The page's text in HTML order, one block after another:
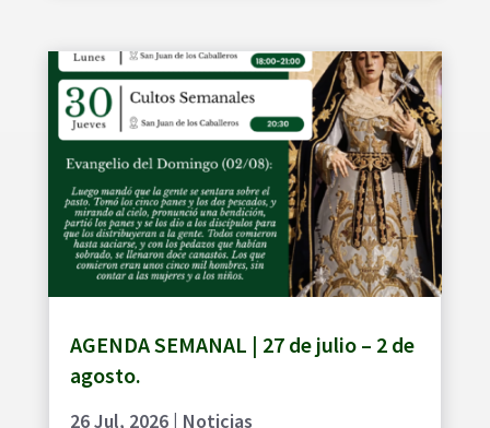
AGENDA SEMANAL | 27 de julio – 2 de
agosto.
26 Jul, 2026| Noticias